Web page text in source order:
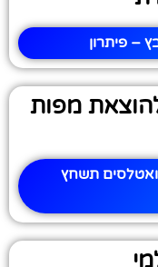
– פיתרון
מפות
תשחץ